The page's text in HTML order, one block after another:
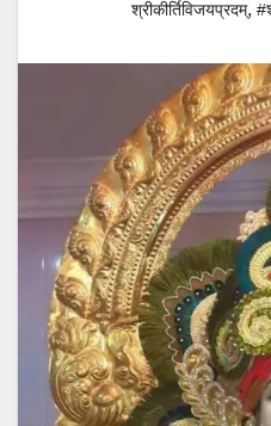
श्रीकीर्तिविजयप्रदम्,